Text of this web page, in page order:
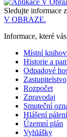
Sledujte informace
V OBRAZE.
Informace, které
Místní
Historie a
Odpadové
Zastupitelstvo
Rozpočet
Zpravodaj
Smuteční
Hlášení
Územní plán
Vyhlášky